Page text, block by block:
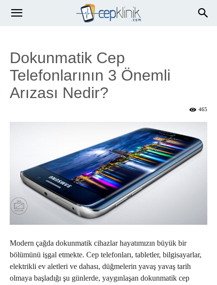
Dokunmatik Cep
Telefonlarının 3 Önemli
Arızası Nedir?
465
Modern çağda dokunmatik cihazlar hayatımızın büyük bir
bölümünü işgal etmekte. Cep telefonları, tabletler, bilgisayarlar,
elektrikli ev aletleri ve dahası, düğmelerin yavaş yavaş tarih
olmaya başladığı şu günlerde, yaygınlaşan dokunmatik cep